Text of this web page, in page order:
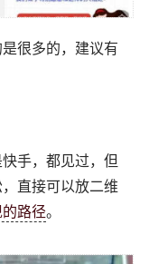
很多的，建议有
手，都见过，但
直接可以放二维
的路径。